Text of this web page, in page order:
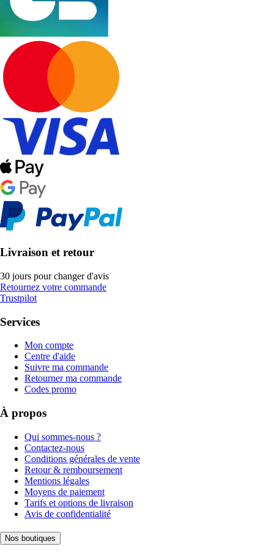
Livraison et retour
30 jours pour changer d'avis
Retournez votre commande
Trustpilot
Services
Mon compte
Centre d'aide
Suivre ma commande
Retourner ma commande
Codes promo
À propos
Qui sommes-nous ?
Contactez-nous
Conditions générales de vente
Retour & remboursement
Mentions légales
Moyens de paiement
Tarifs et options de livraison
Avis de confidentialité
Nos boutiques